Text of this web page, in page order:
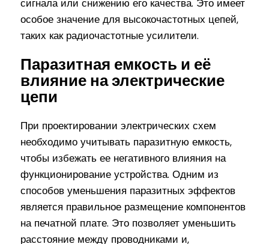
сигнала или снижению его качества. Это имеет
особое значение для высокочастотных цепей,
таких как радиочастотные усилители.
Паразитная емкость и её
влияние на электрические
цепи
При проектировании электрических схем
необходимо учитывать паразитную емкость,
чтобы избежать ее негативного влияния на
функционирование устройства. Одним из
способов уменьшения паразитных эффектов
является правильное размещение компонентов
на печатной плате. Это позволяет уменьшить
расстояние между проводниками и,